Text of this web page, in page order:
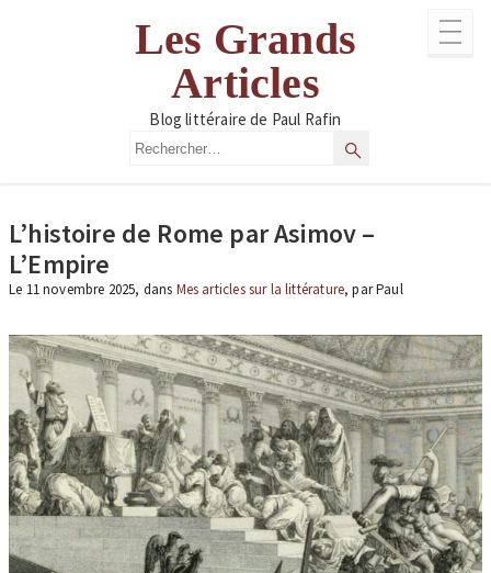
Les Grands
Articles
Blog littéraire de Paul Rafin
Rechercher Rechercher
L’histoire de Rome par Asimov –
L’Empire
Le 11 novembre 2025, dans Mes articles sur la littérature, par Paul